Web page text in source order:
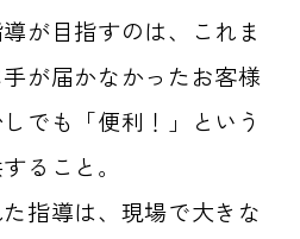
が目指すのは、これま
が届かなかったお客様
でも「便利！」という
ること。
指導は、現場で大きな